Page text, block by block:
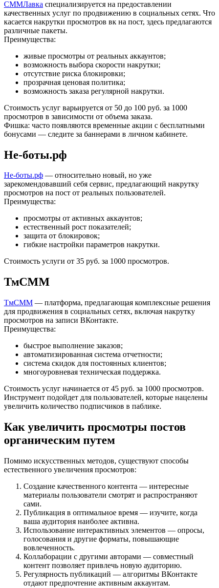
СММЛавка специализируется на предоставлении
качественных услуг по продвижению в социальных сетях. Что
касается накрутки просмотров вк на пост, здесь предлагаются
различные пакеты.
Преимущества:
живые просмотры от реальных аккаунтов;
возможность выбора скорости накрутки;
отсутствие риска блокировки;
прозрачная ценовая политика;
возможность заказа регулярной накрутки.
Стоимость услуг варьируется от 50 до 100 руб. за 1000
просмотров в зависимости от объема заказа.
Фишка: часто появляются временные акции с бесплатными
бонусами — следите за баннерами в личном кабинете.
Не-боты.рф
Не-боты.рф — относительно новый, но уже
зарекомендовавший себя сервис, предлагающий накрутку
просмотров на пост от реальных пользователей.
Преимущества:
просмотры от активных аккаунтов;
естественный рост показателей;
защита от блокировок;
гибкие настройки параметров накрутки.
Стоимость услуги от 35 руб. за 1000 просмотров.
ТмСММ
ТмСММ — платформа, предлагающая комплексные решения
для продвижения в социальных сетях, включая накрутку
просмотров на записи ВКонтакте.
Преимущества:
быстрое выполнение заказов;
автоматизированная система отчетности;
система скидок для постоянных клиентов;
многоуровневая техническая поддержка.
Стоимость услуг начинается от 45 руб. за 1000 просмотров.
Инструмент подойдет для пользователей, которые нацелены
увеличить количество подписчиков в паблике.
Как увеличить просмотры постов
органическим путем
Помимо искусственных методов, существуют способы
естественного увеличения просмотров:
Создание качественного контента — интересные
материалы пользователи смотрят и распространяют
сами.
Публикация в оптимальное время — изучите, когда
ваша аудитория наиболее активна.
Использование интерактивных элементов — опросы,
голосования и другие форматы, повышающие
вовлеченность.
Коллаборации с другими авторами — совместный
контент позволяет привлечь новую аудиторию.
Регулярность публикаций — алгоритмы ВКонтакте
отдают предпочтение активным аккаунтам.